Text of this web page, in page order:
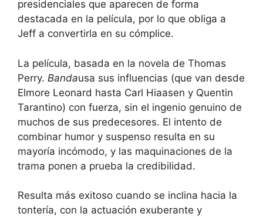
presidenciales que aparecen de forma
destacada en la película, por lo que obliga a
Jeff a convertirla en su cómplice.
La película, basada en la novela de Thomas
Perry. Bandausa sus influencias (que van desde
Elmore Leonard hasta Carl Hiaasen y Quentin
Tarantino) con fuerza, sin el ingenio genuino de
muchos de sus predecesores. El intento de
combinar humor y suspenso resulta en su
mayoría incómodo, y las maquinaciones de la
trama ponen a prueba la credibilidad.
Resulta más exitoso cuando se inclina hacia la
tontería, con la actuación exuberante y